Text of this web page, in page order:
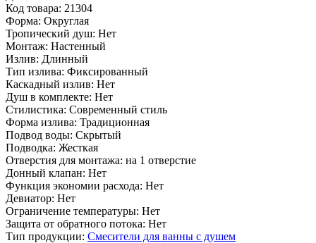
Код товара: 21304
Форма: Округлая
Тропический душ: Нет
Монтаж: Настенный
Излив: Длинный
Тип излива: Фиксированный
Каскадный излив: Нет
Душ в комплекте: Нет
Стилистика: Современный стиль
Форма излива: Традиционная
Подвод воды: Скрытый
Подводка: Жесткая
Отверстия для монтажа: на 1 отверстие
Донный клапан: Нет
Функция экономии расхода: Нет
Девиатор: Нет
Ограничение температуры: Нет
Защита от обратного потока: Нет
Тип продукции: Смесители для ванны с душем